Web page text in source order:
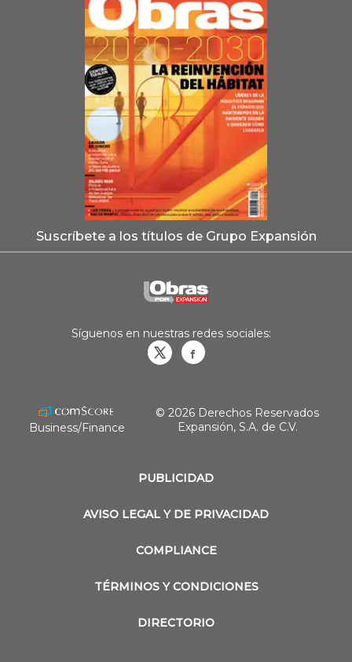
Suscríbete a los títulos de Grupo Expansión
PUBLICIDAD
AVISO LEGAL Y DE PRIVACIDAD
COMPLIANCE
TÉRMINOS Y CONDICIONES
DIRECTORIO
Síguenos en nuestras redes sociales:
Business/Finance
© 2026 Derechos Reservados
Expansión, S.A. de C.V.